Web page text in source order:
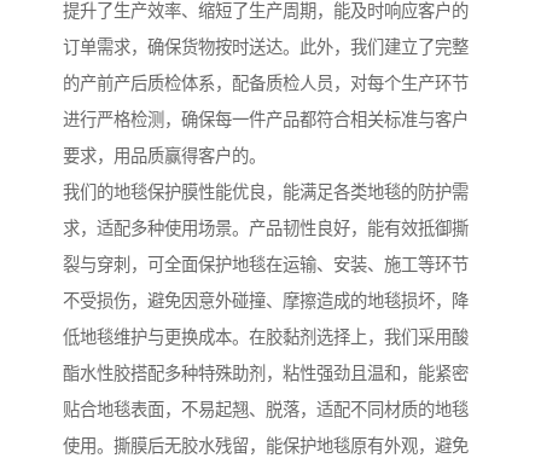
提升了生产效率、缩短了生产周期，能及时响应客户的
订单需求，确保货物按时送达。此外，我们建立了完整
的产前产后质检体系，配备质检人员，对每个生产环节
进行严格检测，确保每一件产品都符合相关标准与客户
要求，用品质赢得客户的。
我们的地毯保护膜性能优良，能满足各类地毯的防护需
求，适配多种使用场景。产品韧性良好，能有效抵御撕
裂与穿刺，可全面保护地毯在运输、安装、施工等环节
不受损伤，避免因意外碰撞、摩擦造成的地毯损坏，降
低地毯维护与更换成本。在胶黏剂选择上，我们采用酸
酯水性胶搭配多种特殊助剂，粘性强劲且温和，能紧密
贴合地毯表面，不易起翘、脱落，适配不同材质的地毯
使用。撕膜后无胶水残留，能保护地毯原有外观，避免